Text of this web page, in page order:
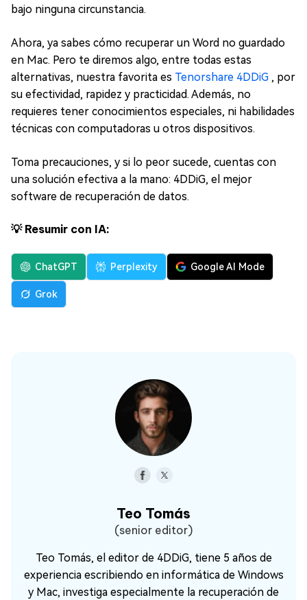
bajo ninguna circunstancia.
Ahora, ya sabes cómo recuperar un Word no guardado
en Mac. Pero te diremos algo, entre todas estas
alternativas, nuestra favorita es Tenorshare 4DDiG , por
su efectividad, rapidez y practicidad. Además, no
requieres tener conocimientos especiales, ni habilidades
técnicas con computadoras u otros dispositivos.
Toma precauciones, y si lo peor sucede, cuentas con
una solución efectiva a la mano: 4DDiG, el mejor
software de recuperación de datos.
💡 Resumir con IA:
ChatGPT Perplexity Google AI Mode
Grok
Teo Tomás
(senior editor)
Teo Tomás, el editor de 4DDiG, tiene 5 años de
experiencia escribiendo en informática de Windows
y Mac, investiga especialmente la recuperación de